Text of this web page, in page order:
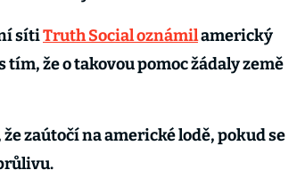
sítiTruth Social oznámilamerický
že o takovou pomoc žádaly země
zaútočí na americké lodě, pokud se